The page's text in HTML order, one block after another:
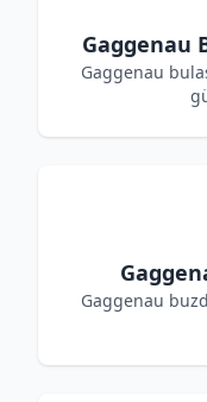
Gaggenau
Gaggenau
Gaggenau